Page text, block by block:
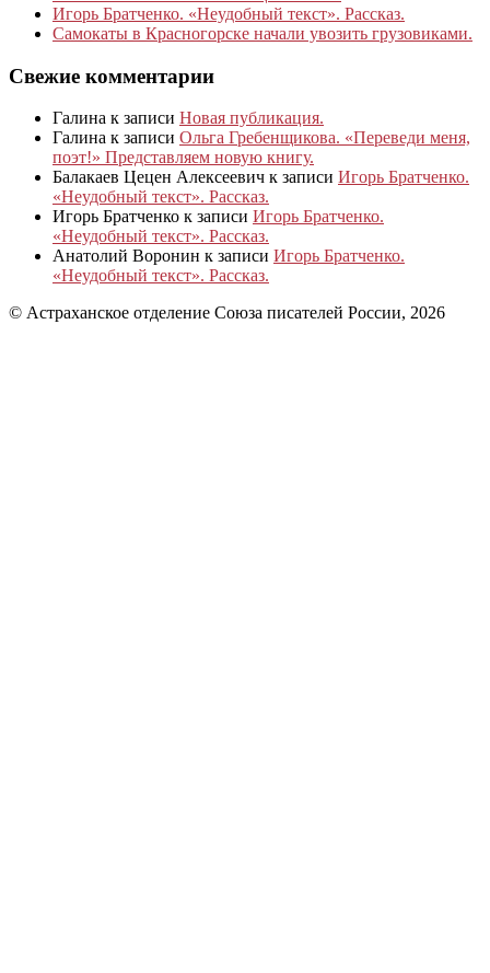
Игорь Братченко. «Неудобный текст». Рассказ.
Самокаты в Красногорске начали увозить грузовиками.
Свежие комментарии
Галина к записи Новая публикация.
Галина к записи Ольга Гребенщикова. «Переведи меня,
поэт!» Представляем новую книгу.
Балакаев Цецен Алексеевич к записи Игорь Братченко.
«Неудобный текст». Рассказ.
Игорь Братченко к записи Игорь Братченко.
«Неудобный текст». Рассказ.
Анатолий Воронин к записи Игорь Братченко.
«Неудобный текст». Рассказ.
© Астраханское отделение Союза писателей России, 2026